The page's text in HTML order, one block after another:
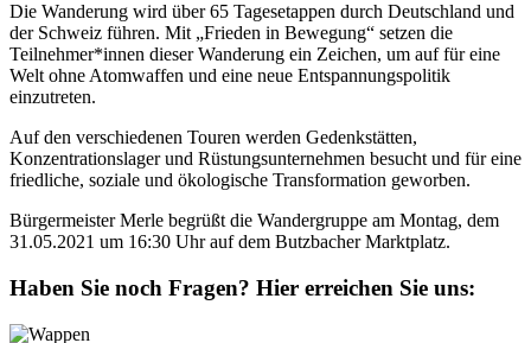
Die Wanderung wird über 65 Tagesetappen durch Deutschland und
der Schweiz führen. Mit „Frieden in Bewegung“ setzen die
Teilnehmer*innen dieser Wanderung ein Zeichen, um auf für eine
Welt ohne Atomwaffen und eine neue Entspannungspolitik
einzutreten.
Auf den verschiedenen Touren werden Gedenkstätten,
Konzentrationslager und Rüstungsunternehmen besucht und für eine
friedliche, soziale und ökologische Transformation geworben.
Bürgermeister Merle begrüßt die Wandergruppe am Montag, dem
31.05.2021 um 16:30 Uhr auf dem Butzbacher Marktplatz.
Haben Sie noch Fragen? Hier erreichen Sie uns: